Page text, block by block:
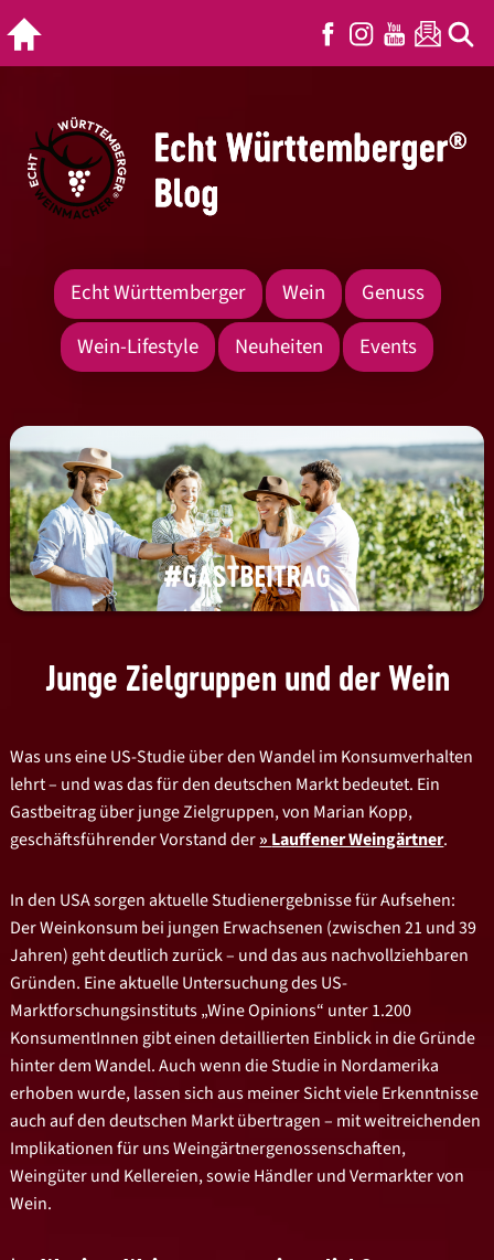
Echt Württemberger Wein
Genuss
Wein-Lifestyle
Neuheiten Events
Junge Zielgruppen und der Wein
Was uns eine US-Studie über den Wandel im Konsumverhalten
lehrt – und was das für den deutschen Markt bedeutet. Ein
Gastbeitrag über junge Zielgruppen, von Marian Kopp,
geschäftsführender Vorstand der
Lauffener Weingärtner.
In den USA sorgen aktuelle Studienergebnisse für Aufsehen:
Der Weinkonsum bei jungen Erwachsenen (zwischen 21 und 39
Jahren) geht deutlich zurück – und das aus nachvollziehbaren
Gründen. Eine aktuelle Untersuchung des US-
Marktforschungsinstituts „Wine Opinions“ unter 1.200
KonsumentInnen gibt einen detaillierten Einblick in die Gründe
hinter dem Wandel. Auch wenn die Studie in Nordamerika
erhoben wurde, lassen sich aus meiner Sicht viele Erkenntnisse
auch auf den deutschen Markt übertragen – mit weitreichenden
Implikationen für uns Weingärtnergenossenschaften,
Weingüter und Kellereien, sowie Händler und Vermarkter von
Wein.